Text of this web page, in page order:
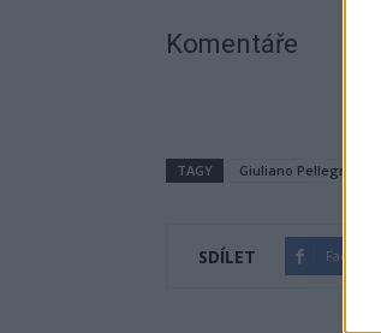
Komentáře
TAGY Giuliano Pellegrini
SDÍLET Facebook